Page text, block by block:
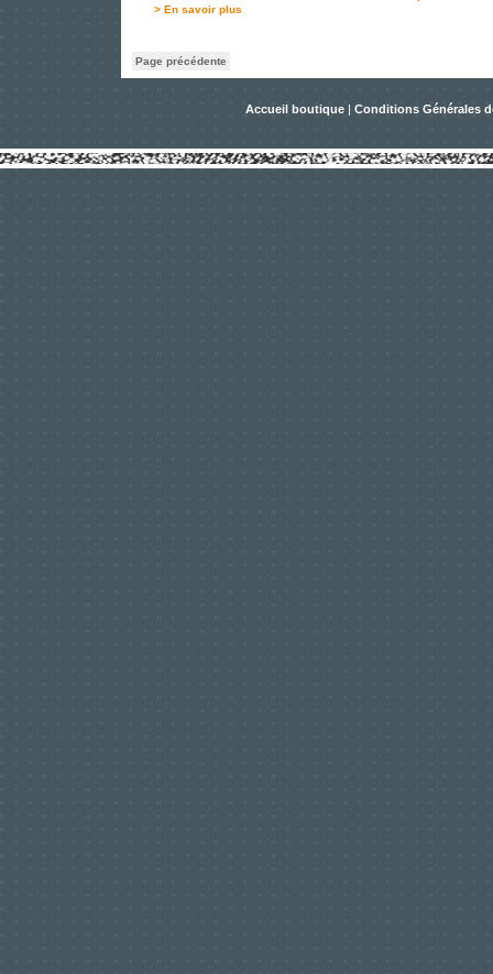
> En savoir plus
Page précédente
Accueil boutique | Conditions Générales